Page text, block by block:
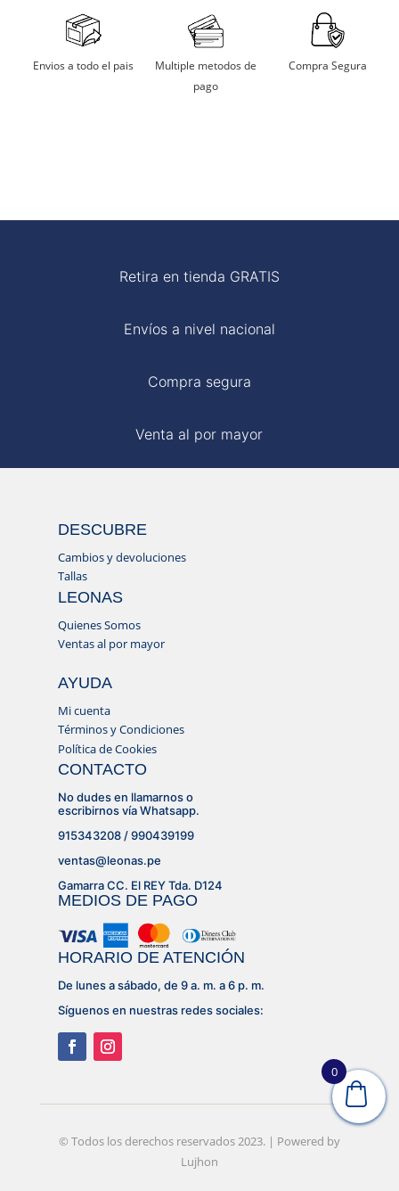
Secarlo en sombra.
Planchar a temperatura moderada
Aceptamos tarjetas de crédito, débito, transferencias
bancarias y billeteras digitales.
Envios a todo el pais
Multiple metodos de
pago
Compra Segura
Retira en tienda GRATIS
Envíos a nivel nacional
Compra segura
Venta al por mayor
DESCUBRE
Cambios y devoluciones
Tallas
LEONAS
Quienes Somos
Ventas al por mayor
AYUDA
Mi cuenta
Términos y Condiciones
Política de Cookies
CONTACTO
No dudes en llamarnos o
escribirnos vía Whatsapp.
915343208 / 990439199
ventas@leonas.pe
Gamarra CC. El REY Tda. D124
MEDIOS DE PAGO
HORARIO DE ATENCIÓN
De lunes a sábado, de 9 a. m. a 6 p. m.
Síguenos en nuestras redes sociales:
© Desarrollado porLujhon – Agencia de Marketing
Digital
© Todos los derechos reservados 2023. | Powered by
Lujhon
0